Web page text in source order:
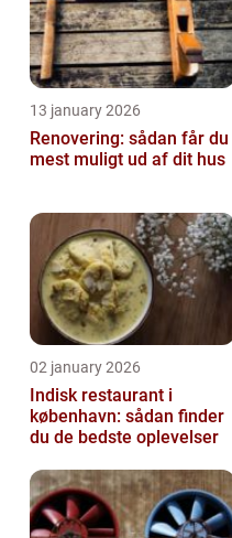
13 january 2026
Renovering: sådan får du
mest muligt ud af dit hus
02 january 2026
Indisk restaurant i
københavn: sådan finder
du de bedste oplevelser